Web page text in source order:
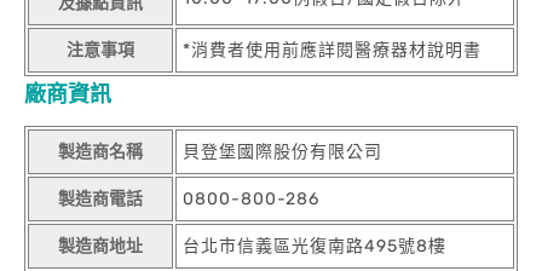
注意事項 *消費者使用前應詳閱醫療器材說明書
廠商資訊
製造商名稱 貝登堡國際股份有限公司
製造商電話 0800-800-286
製造商地址 台北市信義區光復南路495號8樓